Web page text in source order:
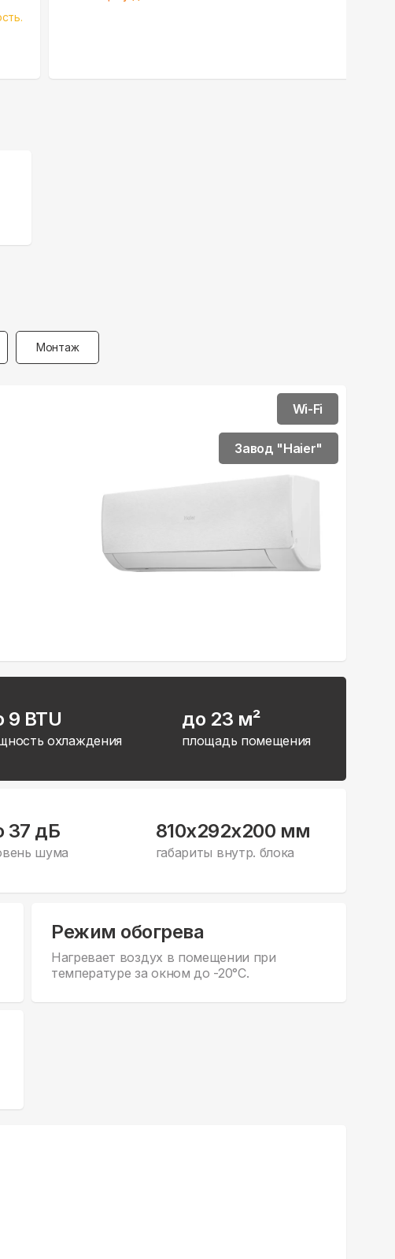
Монтаж
Wi-Fi
Завод "Haier"
9 BTU
охлаждения
до 23 м²
площадь помещения
37 дБ
шума
810x292x200 мм
габариты внутр. блока
Режим обогрева
Нагревает воздух в помещении при
температуре за окном до -20°С.